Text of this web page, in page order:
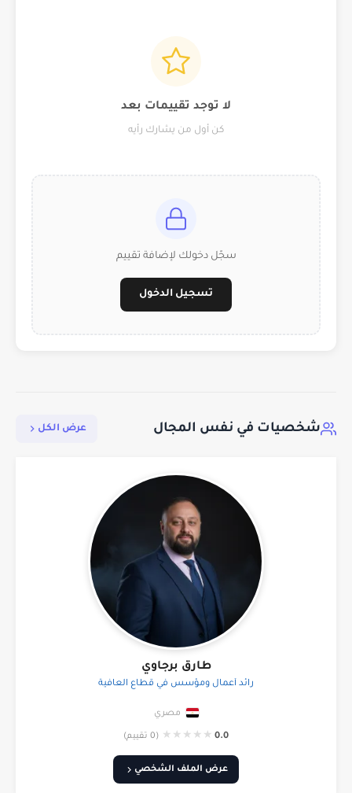
لا توجد تقييمات بعد
كن أول من يشارك رأيه
سجّل دخولك لإضافة تقييم
تسجيل الدخول
شخصيات في نفس المجال عرض الكل
طارق برجاوي
رائد أعمال ومؤسس في قطاع العافية
مصري
0.0
★
★
★
★
★ (0 تقييم)
عرض الملف الشخصي